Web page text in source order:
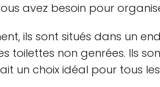
avez besoin pour
ils sont situés dans un
toilettes non genrées. Ils
un choix idéal pour tous